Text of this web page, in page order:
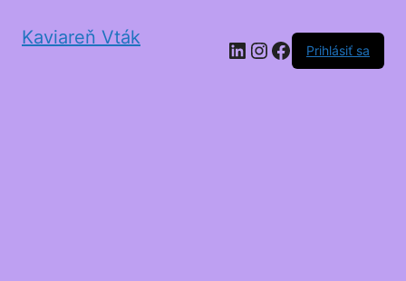
Kaviareň Vták LinkedIn
Instagram
Facebook
Prihlásiť sa